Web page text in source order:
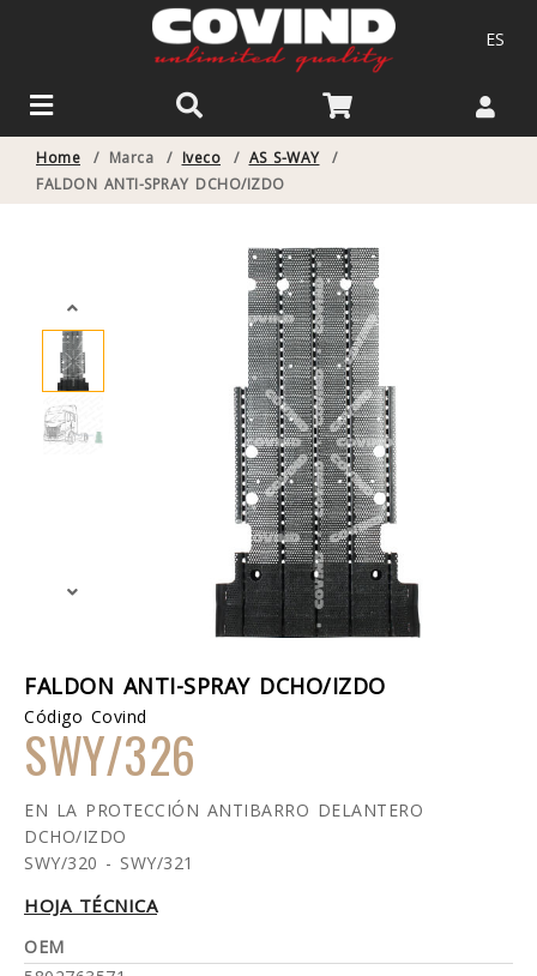
ES
Home / Marca / Iveco / AS S-WAY
/
FALDON ANTI-SPRAY DCHO/IZDO
FALDON ANTI-SPRAY DCHO/IZDO
Código Covind
SWY/326
EN LA PROTECCIÓN ANTIBARRO DELANTERO
DCHO/IZDO
SWY/320 - SWY/321
HOJA TÉCNICA
OEM